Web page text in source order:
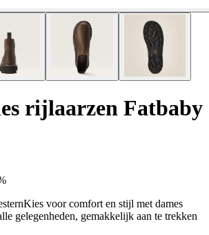
rijlaarzen Fatbaby
voor comfort en stijl met dames
gelegenheden, gemakkelijk aan te trekken